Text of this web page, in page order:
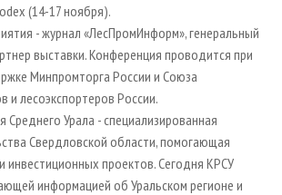
МАТЕРИАЛЫ
REVIEW
(14-17 ноября).
- журнал «ЛесПромИнформ», генеральный
выставки. Конференция проводится при
Минпромторга России и Союза
и лесоэкспортеров России.
Среднего Урала - специализированная
Свердловской области, помогающая
инвестиционных проектов. Сегодня КРСУ
информацией об Уральском регионе и